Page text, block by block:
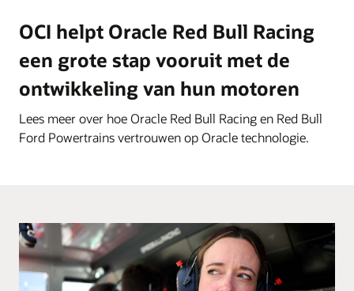
OCI helpt Oracle Red Bull Racing
een grote stap vooruit met de
ontwikkeling van hun motoren
Lees meer over hoe Oracle Red Bull Racing en Red Bull
Ford Powertrains vertrouwen op Oracle technologie.